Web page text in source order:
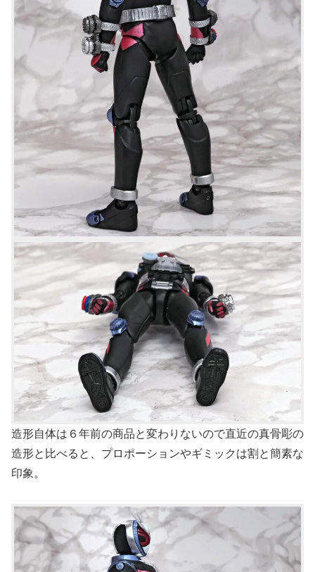
造形自体は６年前の商品と変わりないので直近の真骨彫の
造形と比べると、プロポーションやギミックは割と簡素な
印象。